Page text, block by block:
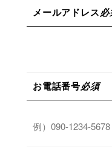
メールアドレス
お電話番号必須